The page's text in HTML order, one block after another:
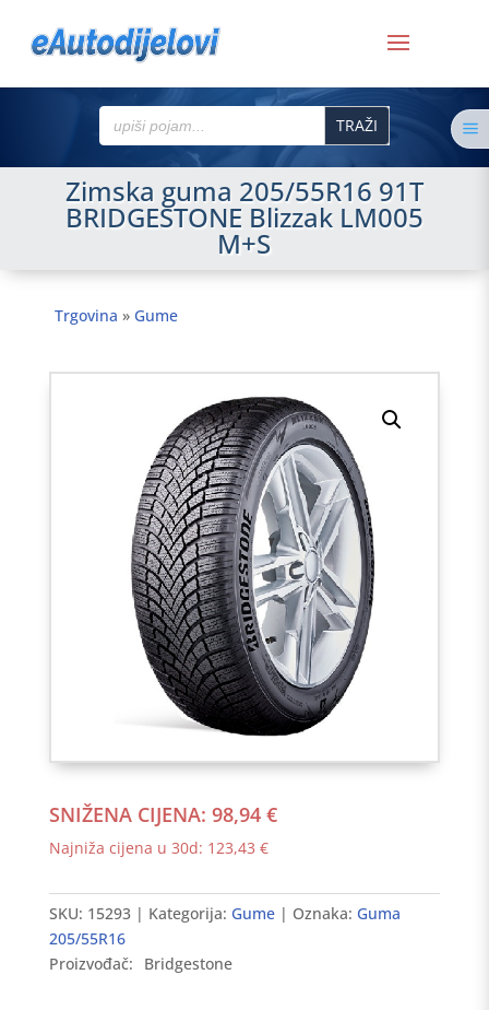
Search
for:
Zimska guma 205/55R16 91T
BRIDGESTONE Blizzak LM005
M+S
Trgovina » Gume
SNIŽENA CIJENA: 98,94 €
Najniža cijena u 30d: 123,43 €
SKU: 15293 Kategorija: Gume Oznaka: Guma
205/55R16
Proizvođač:
Bridgestone
a